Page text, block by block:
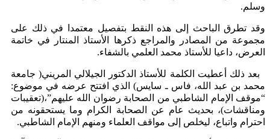
وسلم.
وقد تطرق الباحث إلى هذه النقط بتفصيل معتمدا في ذلك على
مجموعة من المصادر والمراجع ذكرها الأستاذ المنتار في خاتمة
العرض، داعيا للأستاذ محمد العلمي بالشفاء.
بعد ذلك أعطيت الكلمة للأستاذ الدكتور الجيلالي المريني( جامعة
محمد بن عبد الله، فاس ـ سايس) الذي افتتح عرضه في موضوع:
“موقف الإمام الشاطبي من الصحابة رضوان الله عليهم”،(تعقيبات
ومناقشات)، بحديث عام عن الصحابة الكرام وما يستحقونه من
احترام واتباع، ليخلص إلى مواقف العلماء ومنهم الإمام الشاطبي.